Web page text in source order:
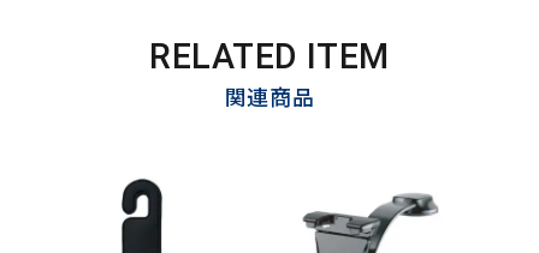
RELATED ITEM
関連商品